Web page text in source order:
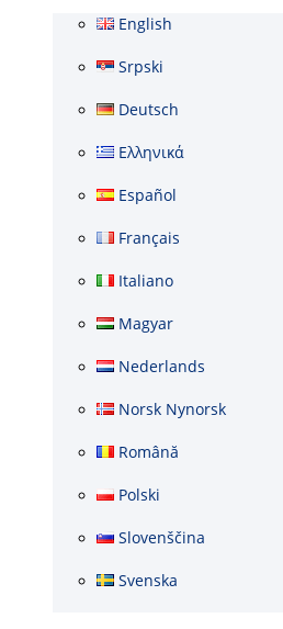
English
Srpski
Deutsch
Ελληνικά
Español
Français
Italiano
Magyar
Nederlands
Norsk Nynorsk
Română
Polski
Slovenščina
Svenska